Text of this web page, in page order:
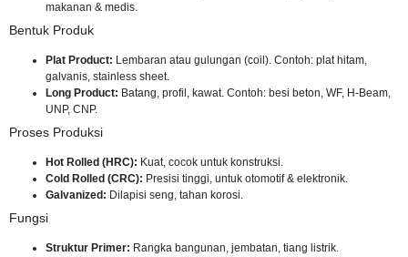
makanan & medis.
Bentuk Produk
Plat Product: Lembaran atau gulungan (coil). Contoh: plat hitam,
galvanis, stainless sheet.
Long Product: Batang, profil, kawat. Contoh: besi beton, WF, H-Beam,
UNP, CNP.
Proses Produksi
Hot Rolled (HRC): Kuat, cocok untuk konstruksi.
Cold Rolled (CRC): Presisi tinggi, untuk otomotif & elektronik.
Galvanized: Dilapisi seng, tahan korosi.
Fungsi
Struktur Primer: Rangka bangunan, jembatan, tiang listrik.